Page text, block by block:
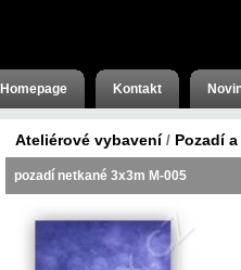
Homepage Kontakt
Ateliérové vybavení / Pozadí
pozadí netkané 3x3m M-005